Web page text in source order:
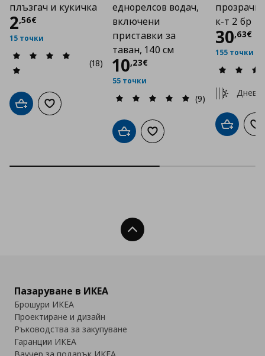
плъзгач и кукичка
2,56€
Цена
15 точки
(18)
Добави в кошницата
Добави към списъка с любими
еднорелсов водач,
включени
приставки за
таван, 140 см
10,23€
Цена
55 точки
(9)
Добави в кошницата
Добави към списъка с
к-т 2 бр
30,63€
Цена
155 точки
Добави
Нагоре
Пазаруване в ИКЕА
Брошури ИКЕА
Проектиране и дизайн
Ръководства за закупуване
Гаранции ИКЕА